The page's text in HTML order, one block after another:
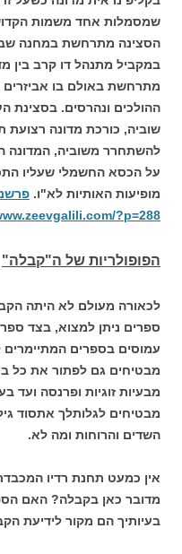
שמסמלות אחד משמות
הסצינה מתרחשת במחנה
במקביל מתנהל דו קרב בין
מתרחשת באולם בו אביזרים
ההולכים ונהרסים. בסצינת
שוביה, כורכת מדונה רצועת
להשתחרר משוביה, המדונה
על הכסא החשמלי שעליו
מופיעות האותיות לא"ו.
?p=288
הפופולריות של ה"קבלה"
לכאורה מעולם לא היתה
ספרים ניתן למצוא, בצד
עמוסים בספרים
מבטיחים גם לפתור את כל
מבעיות זוגיות ופרנסה ועד
מבטיחים לגלותלך אתסוד
השדים והרוחות ומה לא.
אין כמעט תחנת רדיו
מדובר כאן בקבלה? האם
בעיותיך הם מקור לידיעת